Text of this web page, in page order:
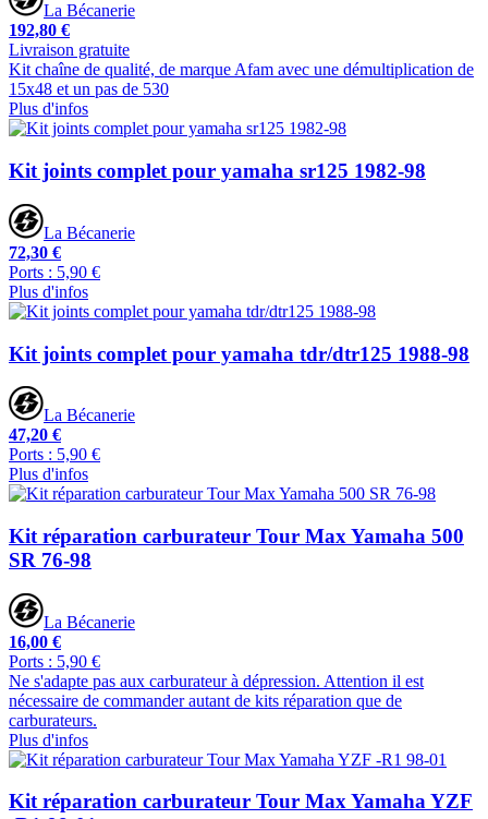
La Bécanerie
192,80 €
Livraison gratuite
Kit chaîne de qualité, de marque Afam avec une démultiplication de
15x48 et un pas de 530
Plus d'infos
Kit joints complet pour yamaha sr125 1982-98
La Bécanerie
72,30 €
Ports : 5,90 €
Plus d'infos
Kit joints complet pour yamaha tdr/dtr125 1988-98
La Bécanerie
47,20 €
Ports : 5,90 €
Plus d'infos
Kit réparation carburateur Tour Max Yamaha 500
SR 76-98
La Bécanerie
16,00 €
Ports : 5,90 €
Ne s'adapte pas aux carburateur à dépression. Attention il est
nécessaire de commander autant de kits réparation que de
carburateurs.
Plus d'infos
Kit réparation carburateur Tour Max Yamaha YZF